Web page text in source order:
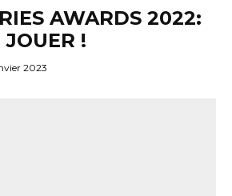
AWARDS 2022:
!
2023